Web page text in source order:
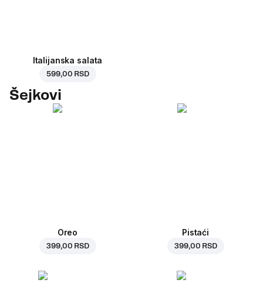
Italijanska salata
599,00 RSD
Šejkovi
Oreo
399,00 RSD
Pistaći
399,00 RSD